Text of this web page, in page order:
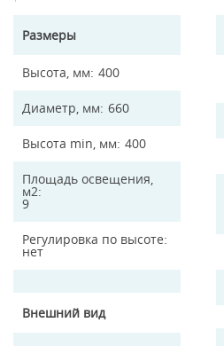
Размеры
Высота, мм 400
Диаметр, мм 660
Высота min, мм 400
Площадь освещения,
м2
9
Регулировка по высоте
нет
Внешний вид